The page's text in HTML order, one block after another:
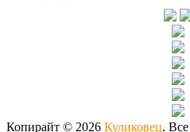
Копирайт © 2026 Куликовец.